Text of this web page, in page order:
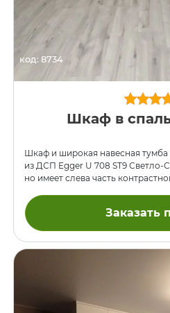
код: 8734
Шкаф в
Шкаф и широкая навесная
из ДСП Egger U 708 ST9
но имеет слева часть
предназначенная чтобы быть
сделана полностью из ДСП
ящики, не имеют ручек и
помощью механизмов BLUM
— BLUM. размеры шкаф
Заказать